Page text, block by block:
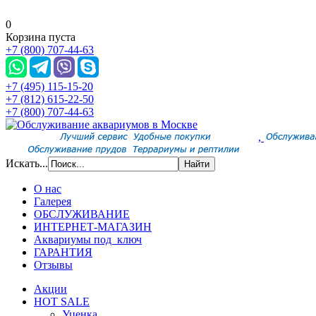
0
Корзина пуста
+7 (800) 707-44-63
+7 (495) 115-15-20
+7 (812) 615-22-50
+7 (800) 707-44-63
,
Искать...
О нас
Галерея
ОБСЛУЖИВАНИЕ
ИНТЕРНЕТ-МАГАЗИН
Аквариумы под ключ
ГАРАНТИЯ
Отзывы
Акции
HOT SALE